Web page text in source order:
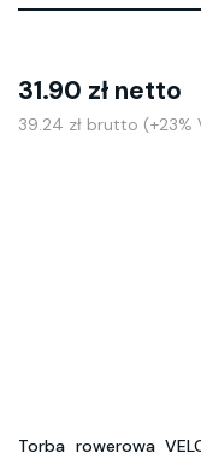
31.90 zł netto
39.24 zł brutto (+23%
Torba rowerowa